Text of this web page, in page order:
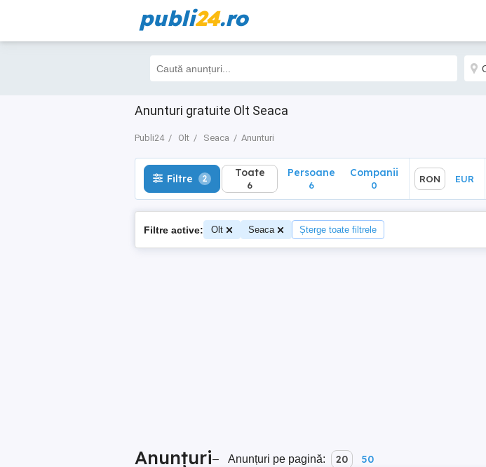
publi24.ro
Anunturi gratuite Olt Seaca
Publi24 Olt Seaca Anunturi
Filtre 2 Toate
6
Filtre 2 Toate
6
Persoane
6
Companii
0
RON EUR
Filtre active: Olt Seaca Șterge toate filtrele
Anunțuri– Anunțuri pe pagină: 20 50